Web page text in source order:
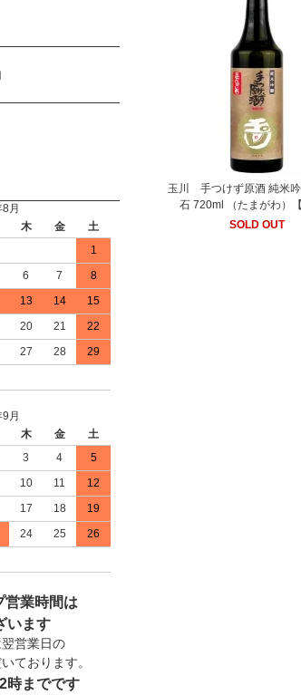
玉川 手つけず原酒 純米
石 720ml （たまがわ）【
SOLD OUT
月
木 金
土
1
6 7
8
13 14
15
20 21
22
27 28
29
月
木 金
土
3 4
5
10 11
12
17 18
19
24 25
26
営業時間は
います
営業日の
ております。
時までです